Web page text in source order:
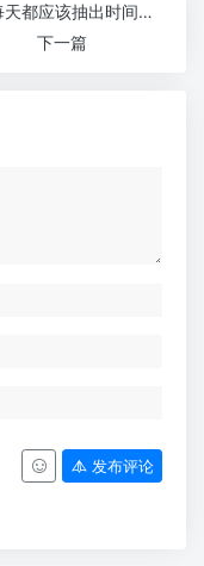
玩家每天都应该抽出时间来参加这些活动
下一篇
发布评论